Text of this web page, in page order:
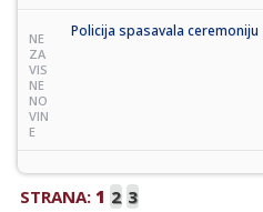
NE
ZA
VIS
NE
NO
VIN
E
Policija spasavala
STRANA: 1 2 3